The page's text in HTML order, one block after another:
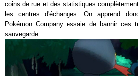
coins de rue et des statistiques
les centres d'échanges. On apprend
Pokémon Company essaie de bannir ces
sauvegarde.